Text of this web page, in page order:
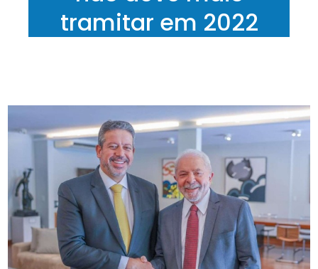
tramitar em 2022